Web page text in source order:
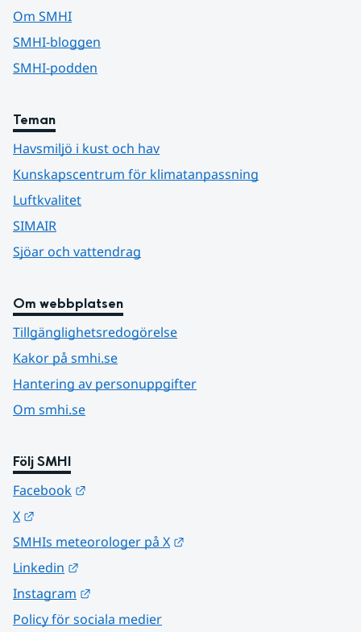
Om SMHI
SMHI-bloggen
SMHI-podden
Teman
Havsmiljö i kust och hav
Kunskapscentrum för klimatanpassning
Luftkvalitet
SIMAIR
Sjöar och vattendrag
Om webbplatsen
Tillgänglighetsredogörelse
Kakor på smhi.se
Hantering av personuppgifter
Om smhi.se
Följ SMHI
Facebook
X
SMHIs meteorologer på X
Linkedin
Instagram
Policy för sociala medier